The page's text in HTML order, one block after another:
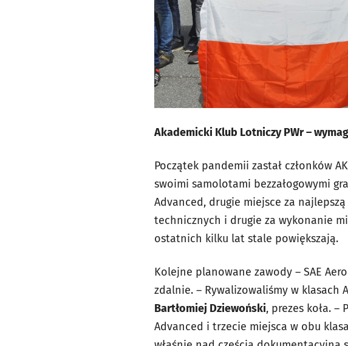
Akademicki Klub Lotniczy PWr –
Początek pandemii zastał członków
swoimi samolotami bezzałogowymi
Advanced, drugie miejsce za
technicznych i drugie za wykonanie
ostatnich kilku lat stale powiększają.
Kolejne planowane zawody – SAE
zdalnie. – Rywalizowaliśmy w
Bartłomiej Dziewoński, prezes koła.
Advanced i trzecie miejsca w obu